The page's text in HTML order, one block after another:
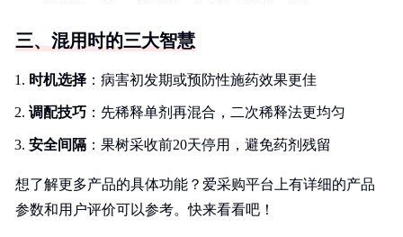
三、混用时的三大智慧
时机选择 ：病害初发期或预防性施药效果更佳
调配技巧 ：先稀释单剂再混合，二次稀释法更均匀
安全间隔 ：果树采收前20天停用，避免药剂残留
想了解更多产品的具体功能？爱采购平台上有详细的产品
参数和用户评价可以参考。快来看看吧！